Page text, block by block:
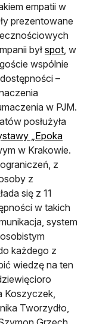
empatii w
prezentowane
byłspot, w
wspólnie
–
w PJM.
posłużyła
„Epoka
w Krakowie.
z
z
się z 11
w takich
system
każdego z
wiedzę na ten
Koszyczek,
Tworzydło,